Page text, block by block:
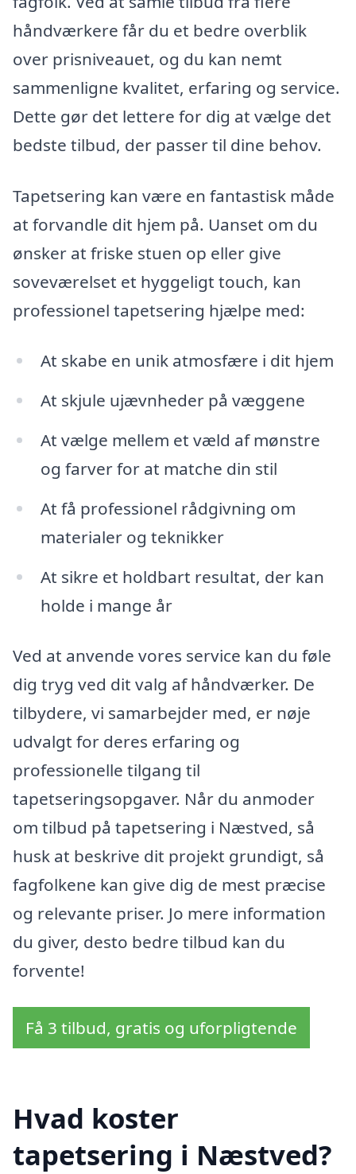
håndværkere får du et bedre overblik
over prisniveauet, og du kan nemt
sammenligne kvalitet, erfaring og service.
Dette gør det lettere for dig at vælge det
bedste tilbud, der passer til dine behov.
Tapetsering kan være en fantastisk måde
at forvandle dit hjem på. Uanset om du
ønsker at friske stuen op eller give
soveværelset et hyggeligt touch, kan
professionel tapetsering hjælpe med:
At skabe en unik atmosfære i dit hjem
At skjule ujævnheder på væggene
At vælge mellem et væld af mønstre
og farver for at matche din stil
At få professionel rådgivning om
materialer og teknikker
At sikre et holdbart resultat, der kan
holde i mange år
Ved at anvende vores service kan du føle
dig tryg ved dit valg af håndværker. De
tilbydere, vi samarbejder med, er nøje
udvalgt for deres erfaring og
professionelle tilgang til
tapetseringsopgaver. Når du anmoder
om tilbud på tapetsering i Næstved, så
husk at beskrive dit projekt grundigt, så
fagfolkene kan give dig de mest præcise
og relevante priser. Jo mere information
du giver, desto bedre tilbud kan du
forvente!
Få 3 tilbud, gratis og uforpligtende
Hvad koster
tapetsering i Næstved?